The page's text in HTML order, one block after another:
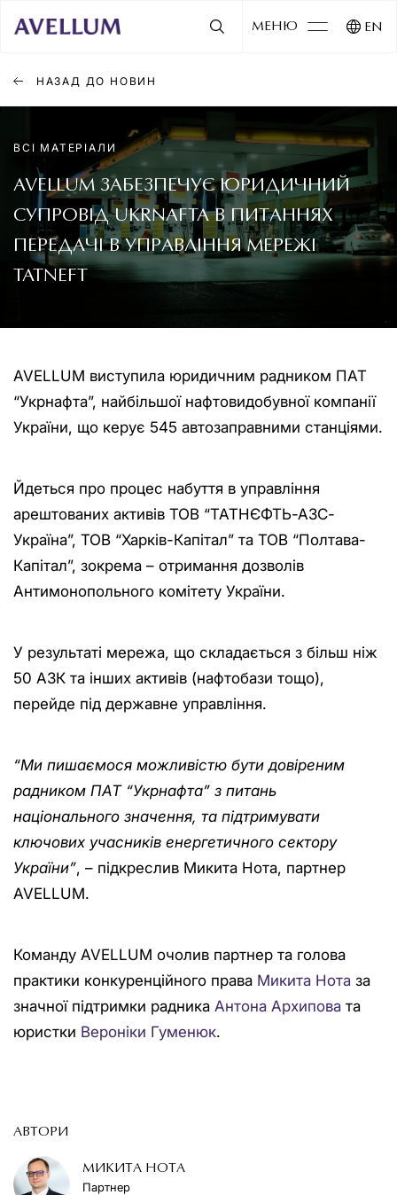
МЕНЮ EN
НАЗАД ДО НОВИН
ВСІ МАТЕРІАЛИ
AVELLUM ЗАБЕЗПЕЧУЄ ЮРИДИЧНИЙ
СУПРОВІД UKRNAFTA В ПИТАННЯХ
ПЕРЕДАЧІ В УПРАВЛІННЯ МЕРЕЖІ
TATNEFT
AVELLUM виступила юридичним радником ПАТ
“Укрнафта”, найбільшої нафтовидобувної компанії
України, що керує 545 автозаправними станціями.
Йдеться про процес набуття в управління
арештованих активів ТОВ “ТАТНЄФТЬ-АЗС-
Україна”, ТОВ “Харків-Капітал” та ТОВ “Полтава-
Капітал”, зокрема – отримання дозволів
Антимонопольного комітету України.
У результаті мережа, що складається з більш ніж
50 АЗК та інших активів (нафтобази тощо),
перейде під державне управління.
“Ми пишаємося можливістю бути довіреним
радником ПАТ “Укрнафта” з питань
національного значення, та підтримувати
ключових учасників енергетичного сектору
України”, – підкреслив Микита Нота, партнер
AVELLUM.
Команду AVELLUM очолив партнер та голова
практики конкуренційного права Микита Нота за
значної підтримки радника Антона Архипова та
юристки Вероніки Гуменюк.
АВТОРИ
МИКИТА НОТА
Партнер